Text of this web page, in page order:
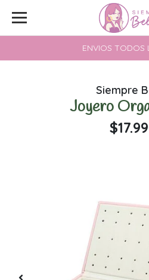
ENVIOS TODOS
Siempre
Joyero